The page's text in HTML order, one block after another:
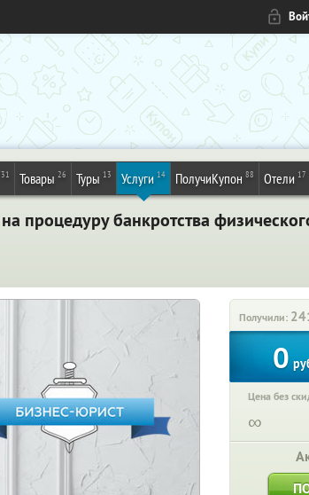
31 Товары 26 Туры 13 Услуги 14 ПолучиКупон 88 Отели 17
процедуру банкротства
Получили:
0
Цена без
∞